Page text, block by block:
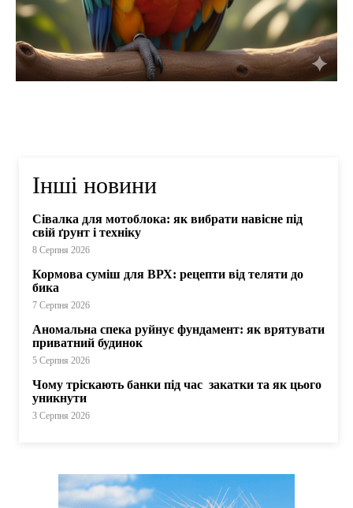
Інші новини
Сівалка для мотоблока: як вибрати навісне під
свій ґрунт і техніку
8 Серпня 2026
Кормова суміш для ВРХ: рецепти від теляти до
бика
7 Серпня 2026
Аномальна спека руйнує фундамент: як врятувати
приватний будинок
5 Серпня 2026
Чому тріскають банки під час закатки та як цього
уникнути
3 Серпня 2026